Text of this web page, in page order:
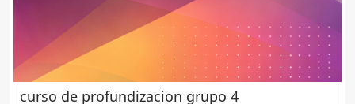
curso de profundizacion grupo 4
curso de profundizacion grupo 4